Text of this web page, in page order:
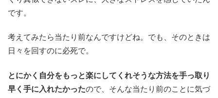
です。
考えてみたら当たり前なんですけどね。でも、そのときは
日々を回すのに必死で。
とにかく自分をもっと楽にしてくれそうな方法を手っ取り
早く手に入れたかったので、そんな当たり前のことに気づ